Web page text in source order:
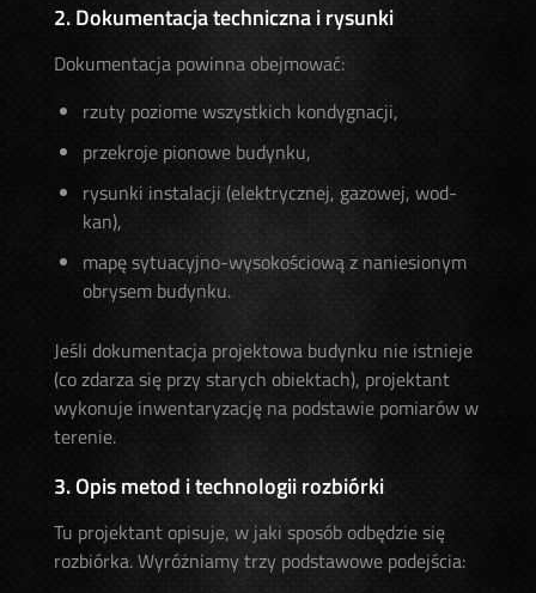
2. Dokumentacja techniczna i rysunki
Dokumentacja powinna obejmować:
rzuty poziome wszystkich kondygnacji,
przekroje pionowe budynku,
rysunki instalacji (elektrycznej, gazowej, wod-
kan),
mapę sytuacyjno-wysokościową z naniesionym
obrysem budynku.
Jeśli dokumentacja projektowa budynku nie istnieje
(co zdarza się przy starych obiektach), projektant
wykonuje inwentaryzację na podstawie pomiarów w
terenie.
3. Opis metod i technologii rozbiórki
Tu projektant opisuje, w jaki sposób odbędzie się
rozbiórka. Wyróżniamy trzy podstawowe podejścia: